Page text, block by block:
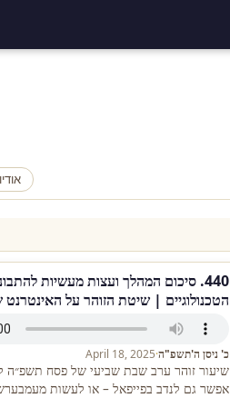
אודיו
440. סיכום המהלך ועצות מעשיות
הטכנולוגיים | שיטת הזוהר על האינטרנט
כ' ניסן ה'תשפ"ה·
April 18, 2025
שיעור זוהר ערב שבת שביעי של פסח תשפ״ה
אפשר גם לנדב בפייפאל – או לעשות